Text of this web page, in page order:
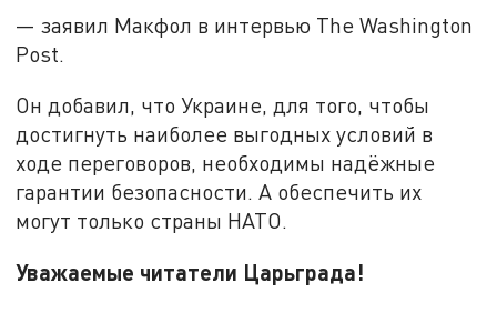
— заявил Макфол в интервью The Washington
Post.
Он добавил, что Украине, для того, чтобы
достигнуть наиболее выгодных условий в
ходе переговоров, необходимы надёжные
гарантии безопасности. А обеспечить их
могут только страны НАТО.
Уважаемые читатели Царьграда!